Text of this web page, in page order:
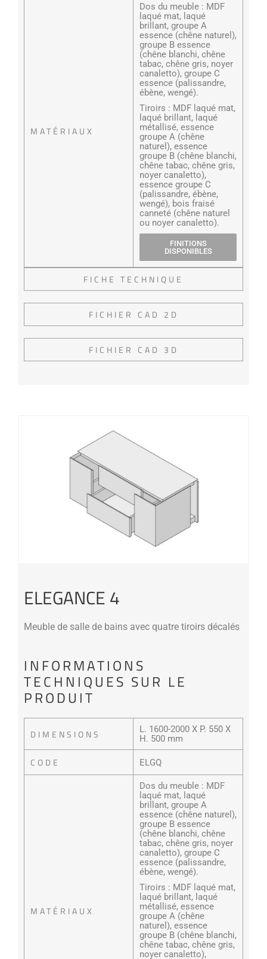
MATÉRIAUX
Dos du meuble : MDF
laqué mat, laqué
brillant, groupe A
essence (chêne naturel),
groupe B essence
(chêne blanchi, chêne
tabac, chêne gris, noyer
canaletto), groupe C
essence (palissandre,
ébène, wengé).
Tiroirs : MDF laqué mat,
laqué brillant, laqué
métallisé, essence
groupe A (chêne
naturel), essence
groupe B (chêne blanchi,
chêne tabac, chêne gris,
noyer canaletto),
essence groupe C
(palissandre, ébène,
wengé), bois fraisé
canneté (chêne naturel
ou noyer canaletto).
FINITIONS
DISPONIBLES
FICHE TECHNIQUE
FICHIER CAD 2D
FICHIER CAD 3D
ELEGANCE 4
Meuble de salle de bains avec quatre tiroirs décalés
INFORMATIONS
TECHNIQUES SUR LE
PRODUIT
DIMENSIONS
L. 1600-2000 X P. 550 X
H. 500 mm
CODE ELGQ
MATÉRIAUX
Dos du meuble : MDF
laqué mat, laqué
brillant, groupe A
essence (chêne naturel),
groupe B essence
(chêne blanchi, chêne
tabac, chêne gris, noyer
canaletto), groupe C
essence (palissandre,
ébène, wengé).
Tiroirs : MDF laqué mat,
laqué brillant, laqué
métallisé, essence
groupe A (chêne
naturel), essence
groupe B (chêne blanchi,
chêne tabac, chêne gris,
noyer canaletto),